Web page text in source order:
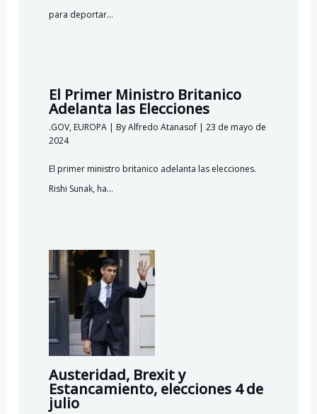
para deportar…
El Primer Ministro Britanico
Adelanta las Elecciones
.GOV, EUROPA| ByAlfredo Atanasof | 23 de mayo de
2024
El primer ministro britanico adelanta las elecciones.
Rishi Sunak, ha…
Austeridad, Brexit y
Estancamiento, elecciones 4 de
julio